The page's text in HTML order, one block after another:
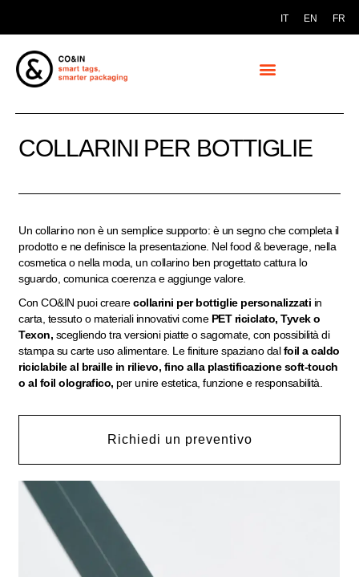
IT EN FR
COLLARINI PER BOTTIGLIE
Un collarino non è un semplice supporto: è un segno che completa il
prodotto e ne definisce la presentazione. Nel food & beverage, nella
cosmetica o nella moda, un collarino ben progettato cattura lo
sguardo, comunica coerenza e aggiunge valore.
Con CO&IN puoi crearecollarini per bottiglie personalizzati in
carta, tessuto o materiali innovativi come PET riciclato, Tyvek o
Texon, scegliendo tra versioni piatte o sagomate, con possibilità di
stampa su carte uso alimentare. Le finiture spaziano dalfoil a caldo
riciclabile al braille in rilievo, fino alla plastificazione soft-touch
o al foil olografico, per unire estetica, funzione e responsabilità.
Richiedi un preventivo